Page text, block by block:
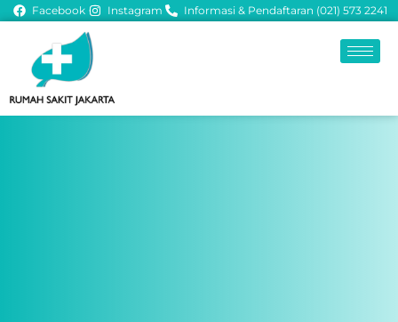
Facebook Instagram Informasi & Pendaftaran (021) 573 2241